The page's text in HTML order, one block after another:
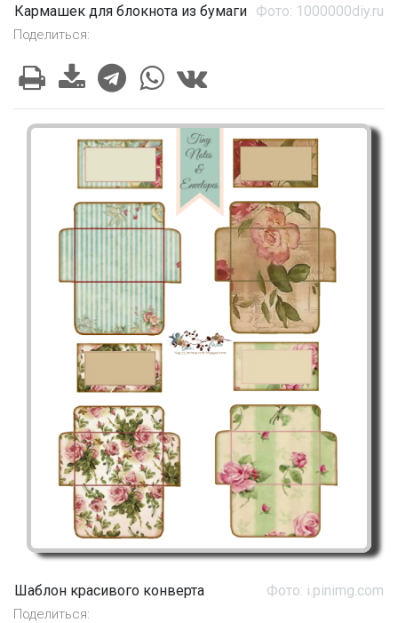
Кармашек для блокнота из бумаги Фото: 1000000diy.ru
Поделиться:
Шаблон красивого конверта Фото: i.pinimg.com
Поделиться: